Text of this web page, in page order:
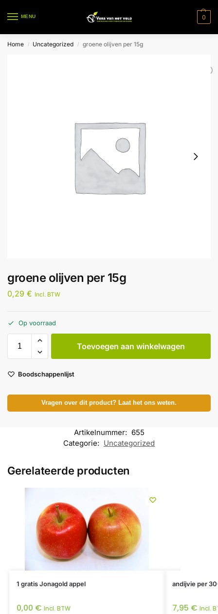
MENU 0
Home / Uncategorized / groene olijven per 15g
groene olijven per 15g
0,29 € Incl. BTW
Op voorraad
Toevoegen aan winkelwagen
Boodschappenlijst
Vragen over dit product? Laat het ons weten.
Artikelnummer: 655
Categorie: Uncategorized
Gerelateerde producten
1 gratis Jonagold appel
0,00 € Incl. BTW
andijvie per
7,95 € Incl.